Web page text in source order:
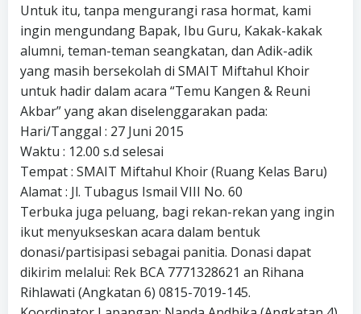
Untuk itu, tanpa mengurangi rasa hormat, kami
ingin mengundang Bapak, Ibu Guru, Kakak-kakak
alumni, teman-teman seangkatan, dan Adik-adik
yang masih bersekolah di SMAIT Miftahul Khoir
untuk hadir dalam acara “Temu Kangen & Reuni
Akbar” yang akan diselenggarakan pada:
Hari/Tanggal : 27 Juni 2015
Waktu : 12.00 s.d selesai
Tempat : SMAIT Miftahul Khoir (Ruang Kelas Baru)
Alamat : Jl. Tubagus Ismail VIII No. 60
Terbuka juga peluang, bagi rekan-rekan yang ingin
ikut menyukseskan acara dalam bentuk
donasi/partisipasi sebagai panitia. Donasi dapat
dikirim melalui: Rek BCA 7771328621 an Rihana
Rihlawati (Angkatan 6) 0815-7019-145.